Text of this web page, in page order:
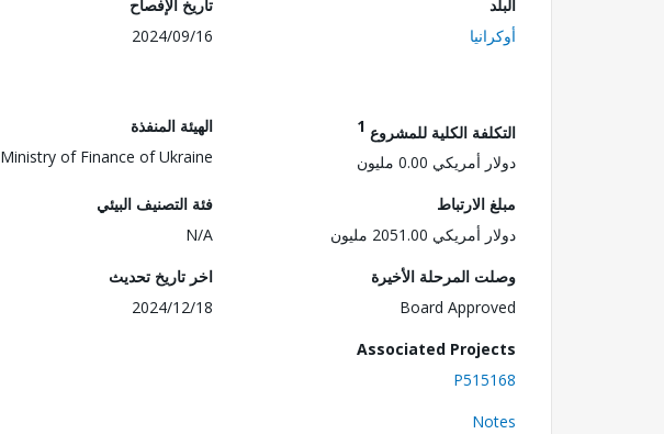
البلد
أوكرانيا
تاريخ الإفصاح
2024/09/16
التكلفة الكلية للمشروع 1
دولار أمريكي 0.00 مليون
الهيئة المنفذة
Ministry of Finance of Ukraine
مبلغ الارتباط
دولار أمريكي 2051.00 مليون
فئة التصنيف البيئي
N/A
وصلت المرحلة الأخيرة
Board Approved
اخر تاريخ تحديث
2024/12/18
Associated Projects
P515168
Notes